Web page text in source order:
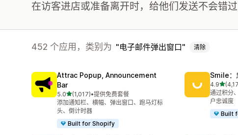
在访客进店或准备离开时，给他们发送不会错过
452 个应用，类别为 电子邮件弹出窗口 清除
Attrac Popup, Announcement
Bar
5.0星（满分 5 星）
(1,017)
总共 1017 条评论
•提供免费套餐
添加通知栏、横幅、弹出窗口、跑马灯标
头、倒计时器
Built for Shopify
Smile：
4.9星（
总共
通过积分
户忠诚度
Built